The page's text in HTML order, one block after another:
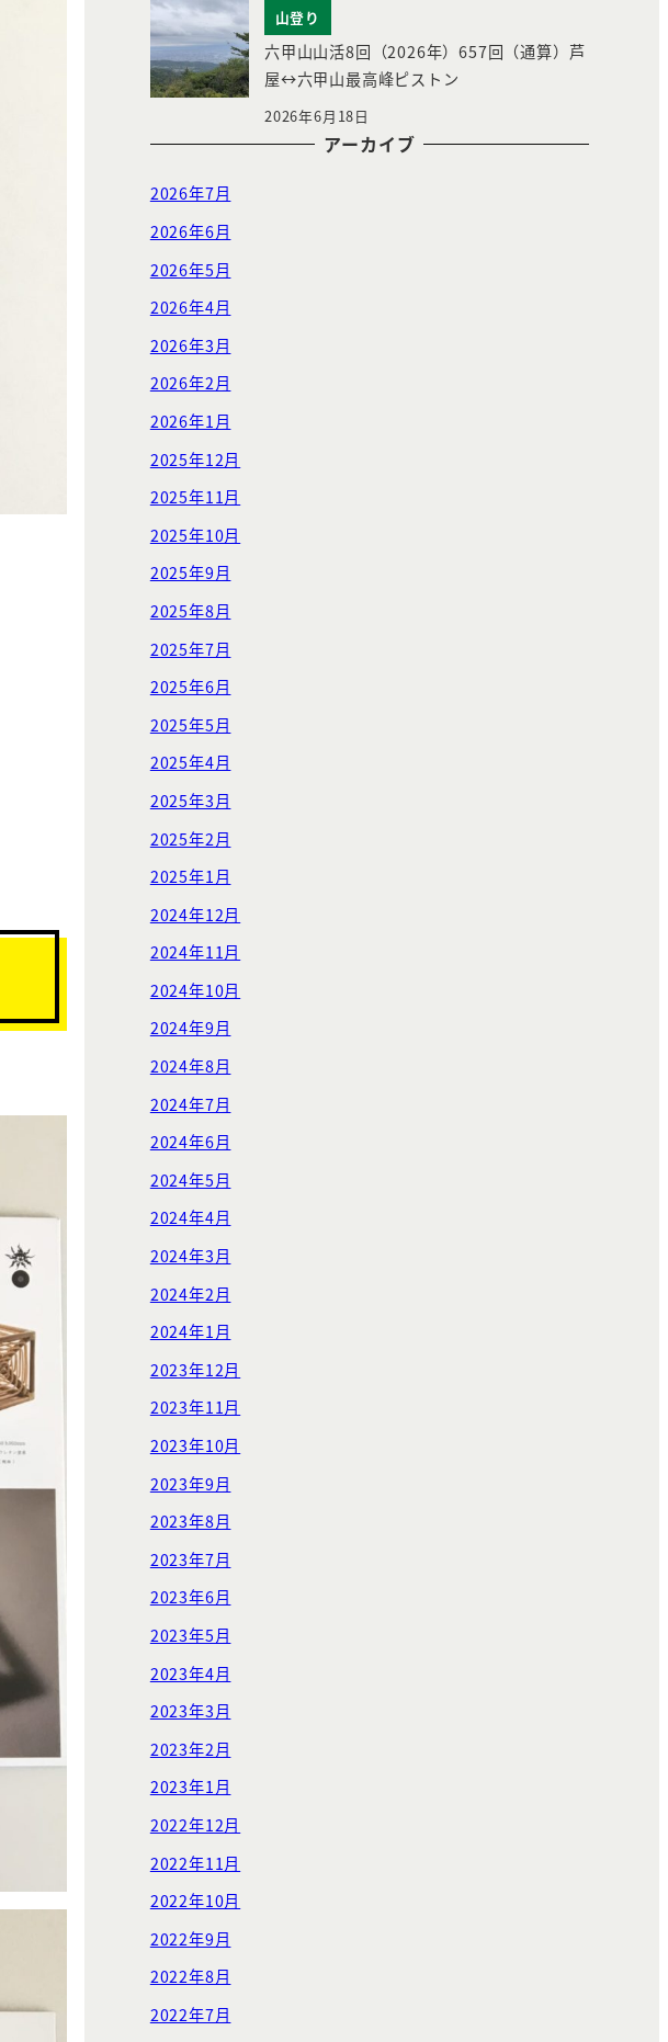
山登り
六甲山山活8回（2026年）657回（通算）芦
屋↔︎六甲山最高峰ピストン
2026年6月18日
アーカイブ
2026年7月
2026年6月
2026年5月
2026年4月
2026年3月
2026年2月
2026年1月
2025年12月
2025年11月
2025年10月
2025年9月
2025年8月
2025年7月
2025年6月
2025年5月
2025年4月
2025年3月
2025年2月
2025年1月
2024年12月
2024年11月
2024年10月
2024年9月
2024年8月
2024年7月
2024年6月
2024年5月
2024年4月
2024年3月
2024年2月
2024年1月
2023年12月
2023年11月
2023年10月
2023年9月
2023年8月
2023年7月
2023年6月
2023年5月
2023年4月
2023年3月
2023年2月
2023年1月
2022年12月
2022年11月
2022年10月
2022年9月
2022年8月
2022年7月